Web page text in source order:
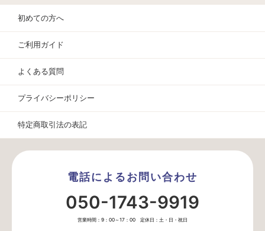
初めての方へ
ご利用ガイド
よくある質問
プライバシーポリシー
特定商取引法の表記
電話によるお問い合わせ
050-1743-9919
営業時間：9：00～17：00 定休日：土・日・祝日